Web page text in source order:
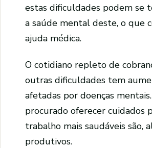
estas dificuldades podem se
a saúde mental deste, o que
ajuda médica.
O cotidiano repleto de
outras dificuldades tem
afetadas por doenças
procurado oferecer cuidados
trabalho mais saudáveis são,
produtivos.